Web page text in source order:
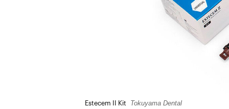
Estecem II Kit Tokuyama Dental